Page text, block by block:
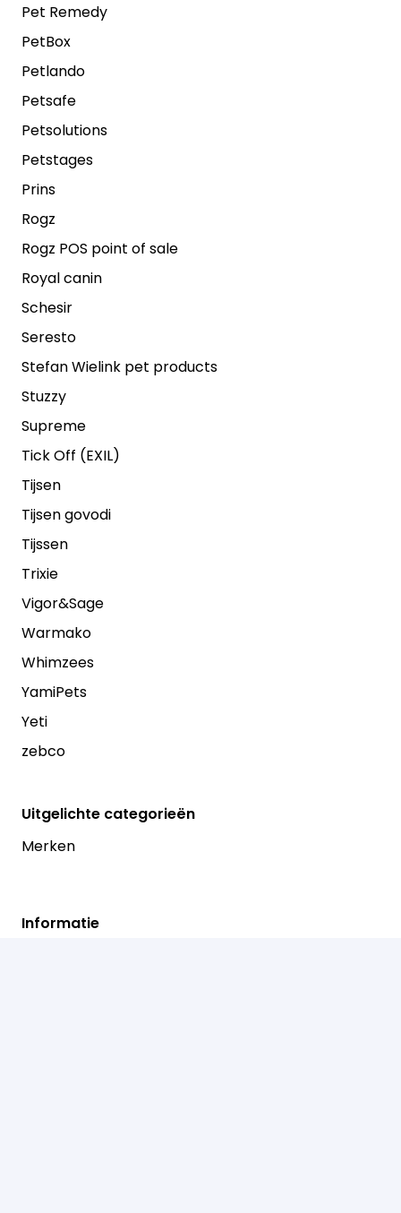
Pet Remedy
PetBox
Petlando
Petsafe
Petsolutions
Petstages
Prins
Rogz
Rogz POS point of sale
Royal canin
Schesir
Seresto
Stefan Wielink pet products
Stuzzy
Supreme
Tick Off (EXIL)
Tijsen
Tijsen govodi
Tijssen
Trixie
Vigor&Sage
Warmako
Whimzees
YamiPets
Yeti
zebco
Uitgelichte categorieën
Merken
Informatie